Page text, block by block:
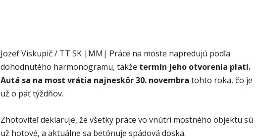
Jozef Viskupič / TT SK |MM| Práce na moste napredujú podľa
dohodnutého harmonogramu, takže termín jeho otvorenia platí.
Autá sa na most vrátia najneskôr 30. novembra tohto roka, čo je
už o päť týždňov.
Zhotoviteľ deklaruje, že všetky práce vo vnútri mostného objektu sú
už hotové, a aktuálne sa betónuje spádová doska.